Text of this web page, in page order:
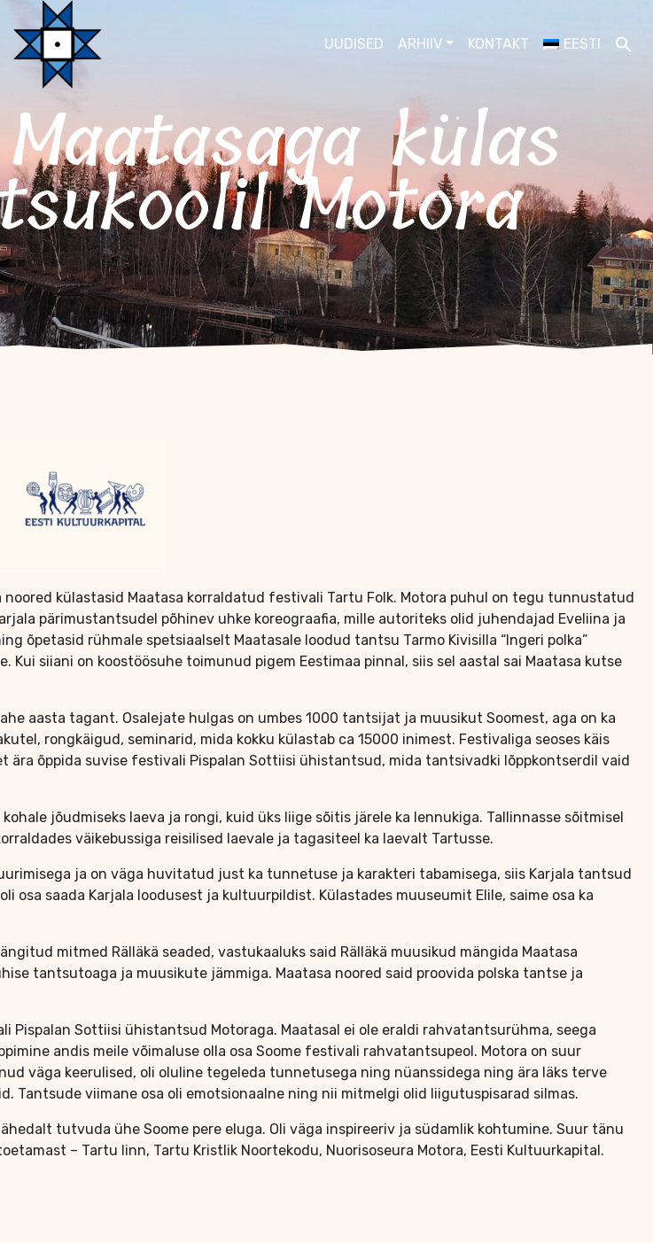
UUDISED ARHIIV KONTAKT EESTI
Motora
noored külastasid Maatasa korraldatud festivali Tartu Folk. Motora puhul on tegu tunnustatud
pärimustantsudel põhinev uhke koreograafia, mille autoriteks olid juhendajad Eveliina ja
õpetasid rühmale spetsiaalselt Maatasale loodud tantsu Tarmo Kivisilla “Ingeri polka”
siiani on koostöösuhe toimunud pigem Eestimaa pinnal, siis sel aastal sai Maatasa kutse
aasta tagant. Osalejate hulgas on umbes 1000 tantsijat ja muusikut Soomest, aga on ka
rongkäigud, seminarid, mida kokku külastab ca 15000 inimest. Festivaliga seoses käis
ära õppida suvise festivali Pispalan Sottiisi ühistantsud, mida tantsivadki lõppkontserdil vaid
jõudmiseks laeva ja rongi, kuid üks liige sõitis järele ka lennukiga. Tallinnasse sõitmisel
väikebussiga reisilised laevale ja tagasiteel ka laevalt Tartusse.
ja on väga huvitatud just ka tunnetuse ja karakteri tabamisega, siis Karjala tantsud
osa saada Karjala loodusest ja kultuurpildist. Külastades muuseumit Elile, saime osa ka
mitmed Rälläkä seaded, vastukaaluks said Rälläkä muusikud mängida Maatasa
tantsutoaga ja muusikute jämmiga. Maatasa noored said proovida polska tantse ja
Pispalan Sottiisi ühistantsud Motoraga. Maatasal ei ole eraldi rahvatantsurühma, seega
andis meile võimaluse olla osa Soome festivali rahvatantsupeol. Motora on suur
väga keerulised, oli oluline tegeleda tunnetusega ning nüanssidega ning ära läks terve
Tantsude viimane osa oli emotsionaalne ning nii mitmelgi olid liigutuspisarad silmas.
tutvuda ühe Soome pere eluga. Oli väga inspireeriv ja südamlik kohtumine. Suur tänu
– Tartu linn, Tartu Kristlik Noortekodu, Nuorisoseura Motora, Eesti Kultuurkapital.